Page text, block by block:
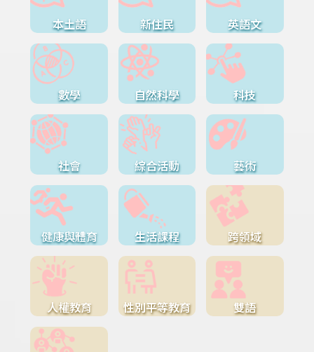
本土語 新住民 英語文
數學 自然科學 科技
社會 綜合活動 藝術
健康與體育 生活課程 跨領域
人權教育 性別平等教育 雙語